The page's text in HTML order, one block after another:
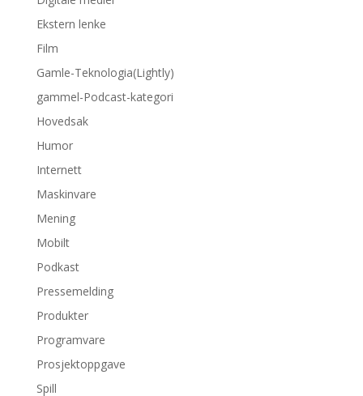
Ekstern lenke
Film
Gamle-Teknologia(Lightly)
gammel-Podcast-kategori
Hovedsak
Humor
Internett
Maskinvare
Mening
Mobilt
Podkast
Pressemelding
Produkter
Programvare
Prosjektoppgave
Spill